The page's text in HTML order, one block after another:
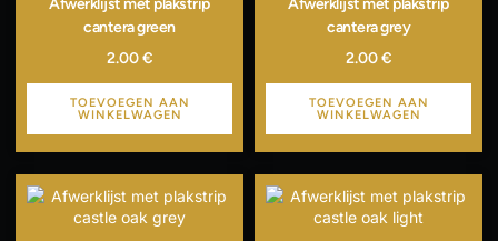
cantera green
2.00€
TOEVOEGEN AAN
WINKELWAGEN
cantera grey
2.00€
TOEVOEGEN AAN
WINKELWAGEN